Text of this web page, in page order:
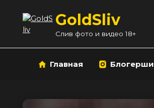
содержанию
GoldSliv
Слив фото и видео 18+
Главная Блогерши